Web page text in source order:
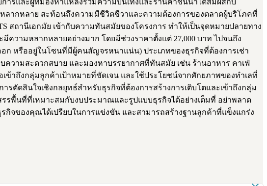
ลากหลาย สะท้อนถึงความมีชีวิตชีวาและความต้องการของตลาดผู้บริโภคที่
สถานีเอกมัย เข้ากับความทันสมัยของโครงการ ทำให้เป็นจุดหมายปลายทาง
ความหลากหลายอย่างมาก โดยมีช่วงราคาตั้งแต่ 27,000 บาท ไปจนถึง
ก หรืออยู่ในโซนที่มีผู้คนสัญจรหนาแน่น) ประเภทของธุรกิจที่ต้องการเช่า
วามสะดวกสบาย และมองหาบรรยากาศที่ทันสมัย เช่น ร้านอาหาร คาเฟ่
ข้าถึงกลุ่มลูกค้าเป้าหมายที่ชัดเจน และใช้ประโยชน์จากศักยภาพของทำเลที่
รตัดสินใจเชิงกลยุทธ์สำหรับธุรกิจที่ต้องการสร้างการเติบโตและเข้าถึงกลุ่ม
รพื้นที่ที่เหมาะสมกับงบประมาณและรูปแบบธุรกิจได้อย่างเต็มที่ อย่าพลาด
กิจของคุณได้เปรียบในการแข่งขัน และสามารถสร้างฐานลูกค้าที่แข็งแกร่ง